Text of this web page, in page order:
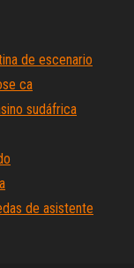
de escenario
ca
sudáfrica
de asistente